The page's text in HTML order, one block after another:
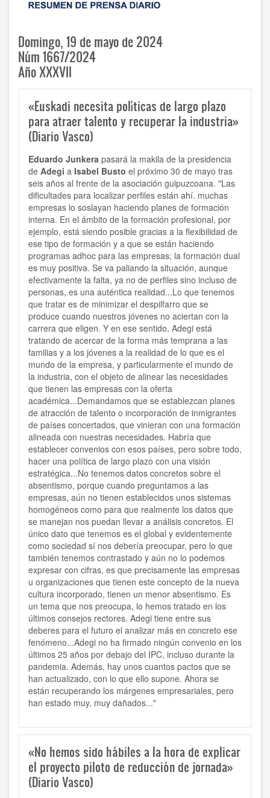
Domingo, 19 de mayo de 2024
Núm 1667/2024
Año XXXVII
«Euskadi necesita políticas de largo plazo
para atraer talento y recuperar la industria»
(Diario Vasco)
Eduardo Junkera pasará la makila de la presidencia
de Adegi a Isabel Busto el próximo 30 de mayo tras
seis años al frente de la asociación guipuzcoana. "Las
dificultades para localizar perfiles están ahí. muchas
empresas lo soslayan haciendo planes de formación
interna. En el ámbito de la formación profesional, por
ejemplo, está siendo posible gracias a la flexibilidad de
ese tipo de formación y a que se están haciendo
programas adhoc para las empresas; la formación dual
es muy positiva. Se va paliando la situación, aunque
efectivamente la falta, ya no de perfiles sino incluso de
personas, es una auténtica realidad...Lo que tenemos
que tratar es de minimizar el despilfarro que se
produce cuando nuestros jóvenes no aciertan con la
carrera que eligen. Y en ese sentido, Adegi está
tratando de acercar de la forma más temprana a las
familias y a los jóvenes a la realidad de lo que es el
mundo de la empresa, y particularmente el mundo de
la industria, con el objeto de alinear las necesidades
que tienen las empresas con la oferta
académica...Demandamos que se establezcan planes
de atracción de talento o incorporación de inmigrantes
de países concertados, que vinieran con una formación
alineada con nuestras necesidades. Habría que
establecer convenios con esos países, pero sobre todo,
hacer una política de largo plazo con una visión
estratégica...No tenemos datos concretos sobre el
absentismo, porque cuando preguntamos a las
empresas, aún no tienen establecidos unos sistemas
homogéneos como para que realmente los datos que
se manejan nos puedan llevar a análisis concretos. El
único dato que tenemos es el global y evidentemente
como sociedad sí nos debería preocupar, pero lo que
también tenemos contrastado y aún no lo podemos
expresar con cifras, es que precisamente las empresas
u organizaciones que tienen este concepto de la nueva
cultura incorporado, tienen un menor absentismo. Es
un tema que nos preocupa, lo hemos tratado en los
últimos consejos rectores. Adegi tiene entre sus
deberes para el futuro el analizar más en concreto ese
fenómeno...Adegi no ha firmado ningún convenio en los
últimos 25 años por debajo del IPC, incluso durante la
pandemia. Además, hay unos cuantos pactos que se
han actualizado, con lo que ello supone. Ahora se
están recuperando los márgenes empresariales, pero
han estado muy, muy dañados..."
«No hemos sido hábiles a la hora de explicar
el proyecto piloto de reducción de jornada»
(Diario Vasco)